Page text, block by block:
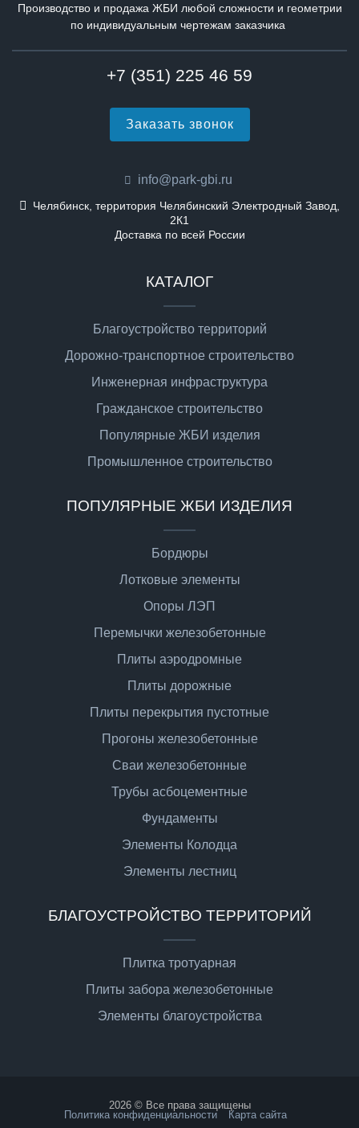
Производство и продажа ЖБИ любой сложности и геометрии
по индивидуальным чертежам заказчика
+7 (351) 225 46 59
Заказать звонок
info@park-gbi.ru
Челябинск, территория Челябинский Электродный Завод,
2К1
Доставка по всей России
КАТАЛОГ
Благоустройство территорий
Дорожно-транспортное строительство
Инженерная инфраструктура
Гражданское строительство
Популярные ЖБИ изделия
Промышленное строительство
ПОПУЛЯРНЫЕ ЖБИ ИЗДЕЛИЯ
Бордюры
Лотковые элементы
Опоры ЛЭП
Перемычки железобетонные
Плиты аэродромные
Плиты дорожные
Плиты перекрытия пустотные
Прогоны железобетонные
Сваи железобетонные
Трубы асбоцементные
Фундаменты
Элементы Колодца
Элементы лестниц
БЛАГОУСТРОЙСТВО ТЕРРИТОРИЙ
Плитка тротуарная
Плиты забора железобетонные
Элементы благоустройства
2026 © Все права защищены
Политика конфиденциальности
Карта сайта